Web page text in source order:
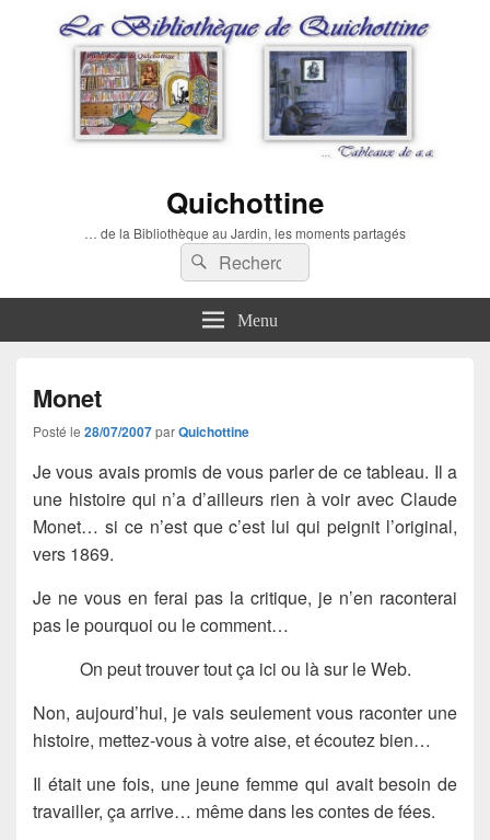
Quichottine
… de la Bibliothèque au Jardin, les moments partagés
Recherche :
Rechercher
Menu
Monet
Posté le 28/07/2007parQuichottine
Je vous avais promis de vous parler de ce tableau. Il a
une histoire qui n’a d’ailleurs rien à voir avec Claude
Monet… si ce n’est que c’est lui qui peignit l’original,
vers 1869.
Je ne vous en ferai pas la critique, je n’en raconterai
pas le pourquoi ou le comment…
On peut trouver tout ça ici ou là sur le Web.
Non, aujourd’hui, je vais seulement vous raconter une
histoire, mettez-vous à votre aise, et écoutez bien…
Il était une fois, une jeune femme qui avait besoin de
travailler, ça arrive… même dans les contes de fées.